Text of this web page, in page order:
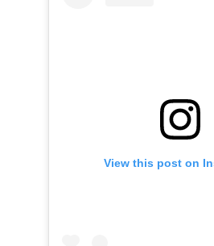
View this post on